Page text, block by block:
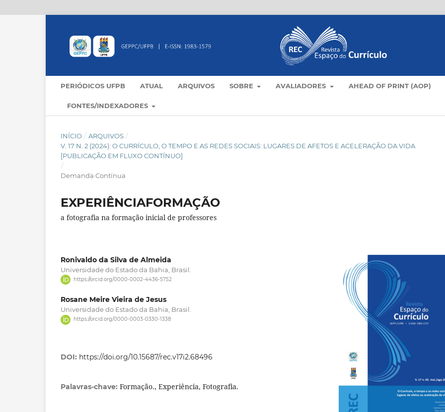
PERIÓDICOS UFPB ATUAL ARQUIVOS SOBRE AVALIADORES AHEAD OF PRINT (AOP)
FONTES/INDEXADORES
INÍCIO / ARQUIVOS /
V. 17 N. 2 (2024): O CURRÍCULO, O TEMPO E AS REDES SOCIAIS: LUGARES DE AFETOS E ACELERAÇÃO DA VIDA
[PUBLICAÇÃO EM FLUXO CONTÍNUO]
/
Demanda Contínua
EXPERIÊNCIAFORMAÇÃO
a fotografia na formação inicial de professores
Ronivaldo da Silva de Almeida
Universidade do Estado da Bahia, Brasil.
https://orcid.org/0000-0002-4436-5752
Rosane Meire Vieira de Jesus
Universidade do Estado da Bahia, Brasil.
https://orcid.org/0000-0003-0330-1338
DOI: https://doi.org/10.15687/rec.v17i2.68496
Palavras-chave: Formação., Experiência, Fotografia.